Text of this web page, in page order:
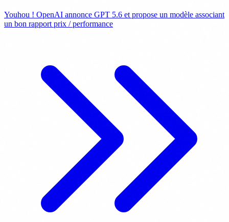
Youhou ! OpenAI annonce GPT 5.6 et propose un modèle associant
un bon rapport prix / performance